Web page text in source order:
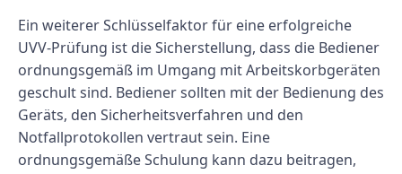
Ein weiterer Schlüsselfaktor für eine erfolgreiche
UVV-Prüfung ist die Sicherstellung, dass die Bediener
ordnungsgemäß im Umgang mit Arbeitskorbgeräten
geschult sind. Bediener sollten mit der Bedienung des
Geräts, den Sicherheitsverfahren und den
Notfallprotokollen vertraut sein. Eine
ordnungsgemäße Schulung kann dazu beitragen,